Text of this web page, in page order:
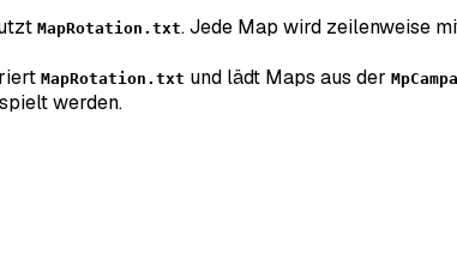
MapRotation.txt. Jede Map wird zeilenweise
MapRotation.txt und lädt Maps aus der
werden.